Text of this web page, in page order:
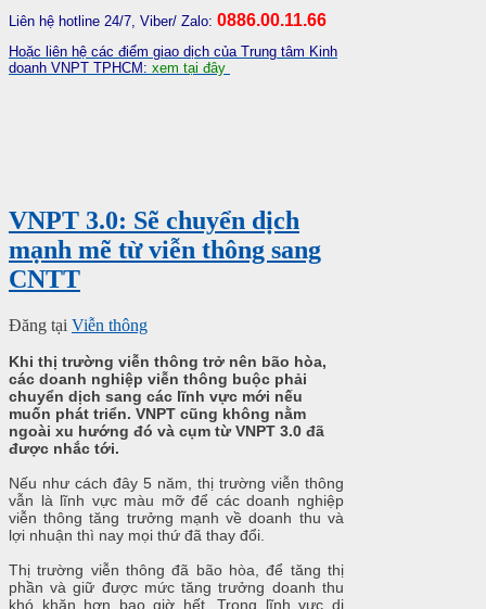
Liên hệ hotline 24/7, Viber/ Zalo: 0886.00.11.66
Hoặc liên hệ các điểm giao dịch của Trung tâm Kinh
doanh VNPT TPHCM: xem tại đây
VNPT 3.0: Sẽ chuyển dịch
mạnh mẽ từ viễn thông sang
CNTT
Đăng tại Viễn thông
Khi thị trường viễn thông trở nên bão hòa,
các doanh nghiệp viễn thông buộc phải
chuyển dịch sang các lĩnh vực mới nếu
muốn phát triển. VNPT cũng không nằm
ngoài xu hướng đó và cụm từ VNPT 3.0 đã
được nhắc tới.
Nếu như cách đây 5 năm, thị trường viễn thông
vẫn là lĩnh vực màu mỡ để các doanh nghiệp
viễn thông tăng trưởng mạnh về doanh thu và
lợi nhuận thì nay mọi thứ đã thay đổi.
Thị trường viễn thông đã bão hòa, để tăng thị
phần và giữ được mức tăng trưởng doanh thu
khó khăn hơn bao giờ hết. Trong lĩnh vực di